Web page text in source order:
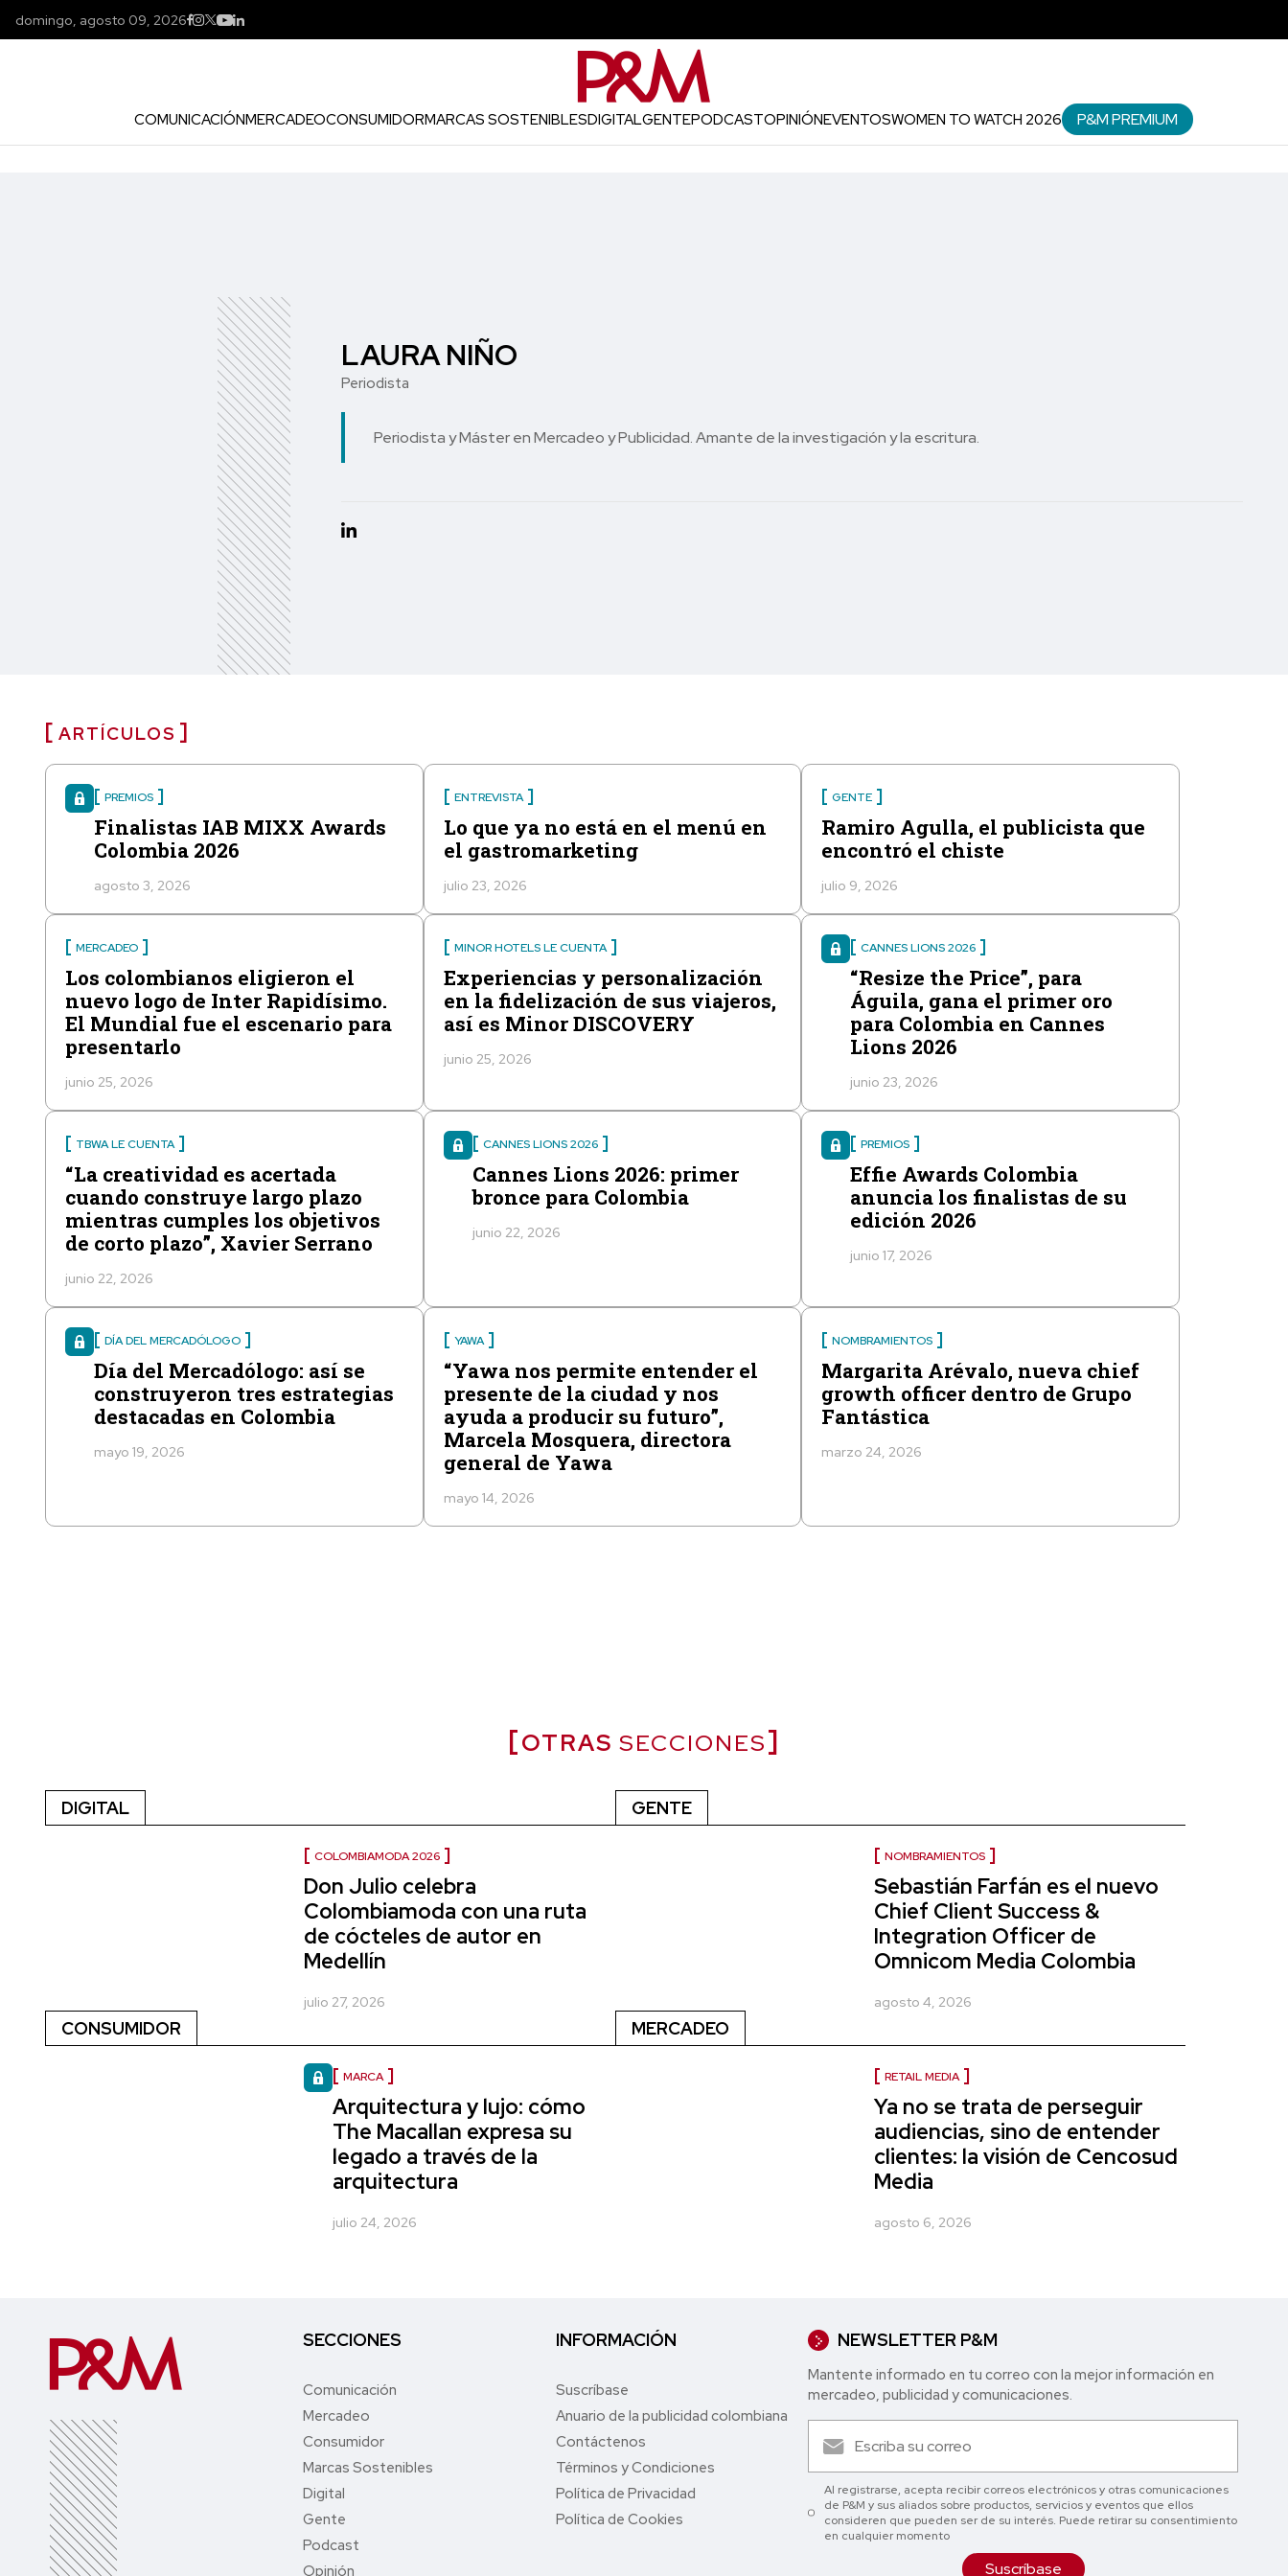
domingo, agosto 09, 2026
COMUNICACIÓNMERCADEOCONSUMIDORMARCAS SOSTENIBLESDIGITALGENTEPODCASTOPINIÓNEVENTOSWOMEN TO WATCH 2026 P&M PREMIUM
LAURA NIÑO
Periodista
Periodista y Máster en Mercadeo y Publicidad. Amante de la investigación y la escritura.
ARTÍCULOS
PREMIOS
Finalistas IAB MIXX Awards
Colombia 2026
agosto 3, 2026
ENTREVISTA
Lo que ya no está en el menú en
el gastromarketing
julio 23, 2026
GENTE
Ramiro Agulla, el publicista que
encontró el chiste
julio 9, 2026
MERCADEO
Los colombianos eligieron el
nuevo logo de Inter Rapidísimo.
El Mundial fue el escenario para
presentarlo
junio 25, 2026
MINOR HOTELS LE CUENTA
Experiencias y personalización
en la fidelización de sus viajeros,
así es Minor DISCOVERY
junio 25, 2026
CANNES LIONS 2026
“Resize the Price”, para
Águila, gana el primer oro
para Colombia en Cannes
Lions 2026
junio 23, 2026
TBWA LE CUENTA
“La creatividad es acertada
cuando construye largo plazo
mientras cumples los objetivos
de corto plazo”, Xavier Serrano
junio 22, 2026
CANNES LIONS 2026
Cannes Lions 2026: primer
bronce para Colombia
junio 22, 2026
PREMIOS
Effie Awards Colombia
anuncia los finalistas de su
edición 2026
junio 17, 2026
DÍA DEL MERCADÓLOGO
Día del Mercadólogo: así se
construyeron tres estrategias
destacadas en Colombia
mayo 19, 2026
YAWA
“Yawa nos permite entender el
presente de la ciudad y nos
ayuda a producir su futuro”,
Marcela Mosquera, directora
general de Yawa
mayo 14, 2026
NOMBRAMIENTOS
Margarita Arévalo, nueva chief
growth officer dentro de Grupo
Fantástica
marzo 24, 2026
OTRAS SECCIONES
DIGITAL
COLOMBIAMODA 2026
Don Julio celebra
Colombiamoda con una ruta
de cócteles de autor en
Medellín
julio 27, 2026
GENTE
NOMBRAMIENTOS
Sebastián Farfán es el nuevo
Chief Client Success &
Integration Officer de
Omnicom Media Colombia
agosto 4, 2026
CONSUMIDOR
MARCA
Arquitectura y lujo: cómo
The Macallan expresa su
legado a través de la
arquitectura
julio 24, 2026
MERCADEO
RETAIL MEDIA
Ya no se trata de perseguir
audiencias, sino de entender
clientes: la visión de Cencosud
Media
agosto 6, 2026
SECCIONES
Comunicación
Mercadeo
Consumidor
Marcas Sostenibles
Digital
Gente
Podcast
Opinión
INFORMACIÓN
Suscríbase
Anuario de la publicidad colombiana
Contáctenos
Términos y Condiciones
Política de Privacidad
Política de Cookies
NEWSLETTER P&M
Mantente informado en tu correo con la mejor in formación en
mercadeo, publicidad y comunicaciones.
Al registrarse, acepta recibir correos electrónicos y otras comunicaciones
de P&M y sus aliados sobre productos, servicios y eventos que ellos
consideren que pueden ser de su interés. Puede retirar su consentimiento
en cualquier momento
Suscríbase